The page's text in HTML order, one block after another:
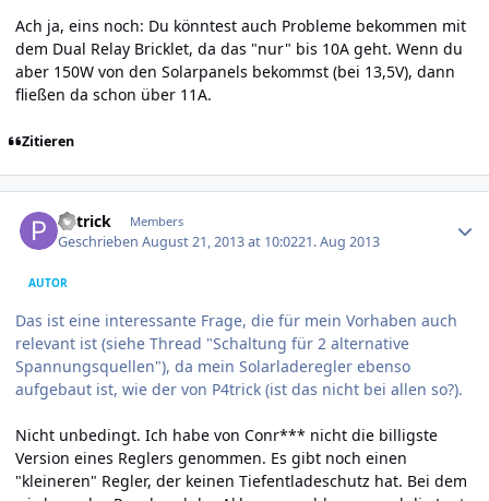
Ach ja, eins noch: Du könntest auch Probleme bekommen mit
dem Dual Relay Bricklet, da das "nur" bis 10A geht. Wenn du
aber 150W von den Solarpanels bekommst (bei 13,5V), dann
fließen da schon über 11A.
Zitieren
P4trick Members
GeschriebenAugust 21, 2013 at 10:0221. Aug 2013
AUTOR
Das ist eine interessante Frage, die für mein Vorhaben auch
relevant ist (siehe Thread "Schaltung für 2 alternative
Spannungsquellen"), da mein Solarladeregler ebenso
aufgebaut ist, wie der von P4trick (ist das nicht bei allen so?).
Nicht unbedingt. Ich habe von Conr*** nicht die billigste
Version eines Reglers genommen. Es gibt noch einen
"kleineren" Regler, der keinen Tiefentladeschutz hat. Bei dem